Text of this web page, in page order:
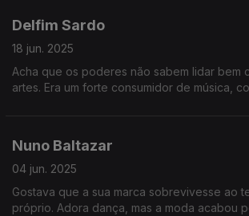
Delfim Sardo
18 jun. 2025
Acha que os poderes não sabem lidar bem
artes. Era um forte consumidor de música,
Nuno Baltazar
04 jun. 2025
Gostava que a sua marca sobrevivesse ao
próprio. Adora dança, mas a moda acabou